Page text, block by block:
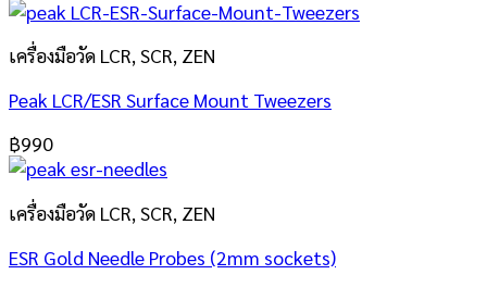
เครื่องมือวัด LCR, SCR, ZEN
Peak LCR/ESR Surface Mount Tweezers
฿990
เครื่องมือวัด LCR, SCR, ZEN
ESR Gold Needle Probes (2mm sockets)